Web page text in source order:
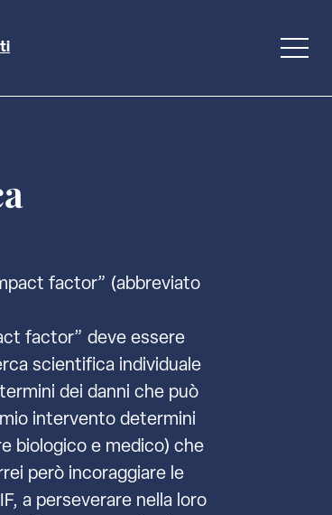
factor” (abbreviato
factor” deve essere
scientifica individuale
dei danni che può
intervento determini
biologico e medico) che
però incoraggiare le
a perseverare nella loro